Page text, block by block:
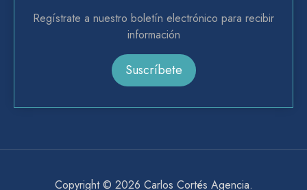
Regístrate a nuestro boletín electrónico para recibir
información
Suscríbete
Copyright © 2026 Carlos Cortés Agencia.